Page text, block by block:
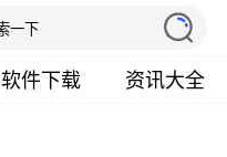
软件下载 资讯大全